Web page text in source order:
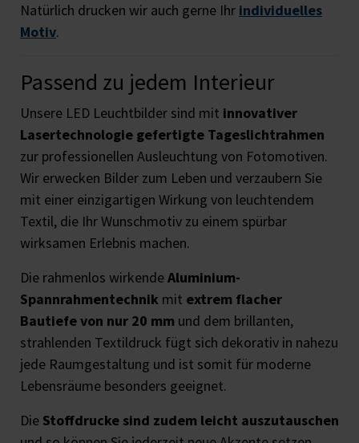
Natürlich drucken wir auch gerne Ihr individuelles
Motiv.
Passend zu jedem Interieur
Unsere LED Leuchtbilder sind mit innovativer
Lasertechnologie gefertigte Tageslichtrahmen
zur professionellen Ausleuchtung von Fotomotiven.
Wir erwecken Bilder zum Leben und verzaubern Sie
mit einer einzigartigen Wirkung von leuchtendem
Textil, die Ihr Wunschmotiv zu einem spürbar
wirksamen Erlebnis machen.
Die rahmenlos wirkendeAluminium-
Spannrahmentechnik mit extrem flacher
Bautiefe von nur 20 mm und dem brillanten,
strahlenden Textildruck fügt sich dekorativ in nahezu
jede Raumgestaltung und ist somit für moderne
Lebensräume besonders geeignet.
Die Stoffdrucke sind zudem leicht auszutauschen